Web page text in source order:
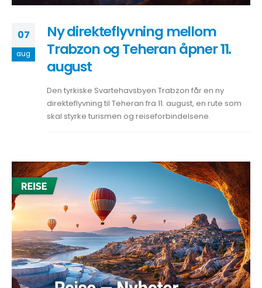
07
aug
Ny direkteflyvning mellom
Trabzon og Teheran åpner 11.
august
Den tyrkiske Svartehavsbyen Trabzon får en ny
direkteflyvning til Teheran fra 11. august, en rute som
skal styrke turismen og reiseforbindelsene.